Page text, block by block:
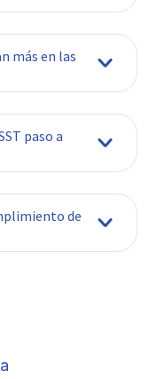
más en las
paso a
para
de